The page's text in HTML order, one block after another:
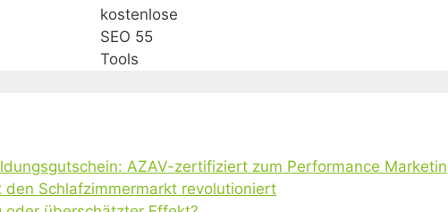
kostenlose
SEO 55
Tools
AZAV-zertifiziert zum Performance
Schlafzimmermarkt revolutioniert